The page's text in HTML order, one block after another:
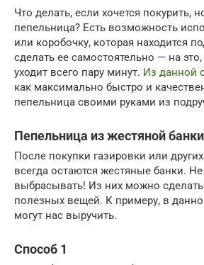
Что делать, если хочется покурить,
пепельница? Есть возможность
или коробочку, которая находится
сделать ее самостоятельно — на
уходит всего пару минут. Из данной
как максимально быстро и
пепельница своими руками из
Пепельница из жестяной банки
После покупки газировки или
всегда остаются жестяные банки.
выбрасывать! Из них можно
полезных вещей. К примеру, в
могут нас выручить.
Способ 1